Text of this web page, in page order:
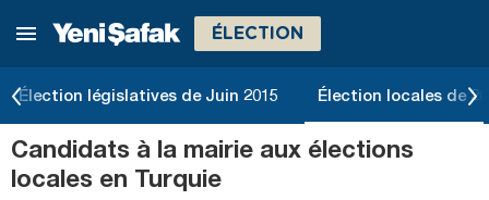
ÉLECTION
Élection législatives de Juin 2015 Élection locales de
Candidats à la mairie aux élections
locales en Turquie
Kütahya
Mardin
Mersin